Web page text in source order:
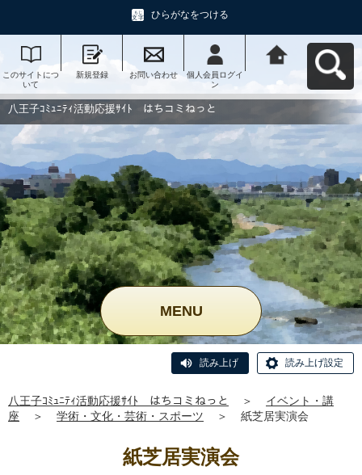
ひらがなをつける
このサイトにつ
いて
新規登録 お問い合わせ
個人会員ログイ
ン
動応援ｻｲﾄ はち
コミねっとへ戻
八王子ｺﾐｭﾆﾃｨ活動応援ｻｲﾄ はちコミねっと
MENU
読み上げ 読み上げ設定
八王子ｺﾐｭﾆﾃｨ活動応援ｻｲﾄ はちコミねっと ＞
イベント・講
座
＞ 学術・文化・芸術・スポーツ ＞ 紙芝居実演会
紙芝居実演会